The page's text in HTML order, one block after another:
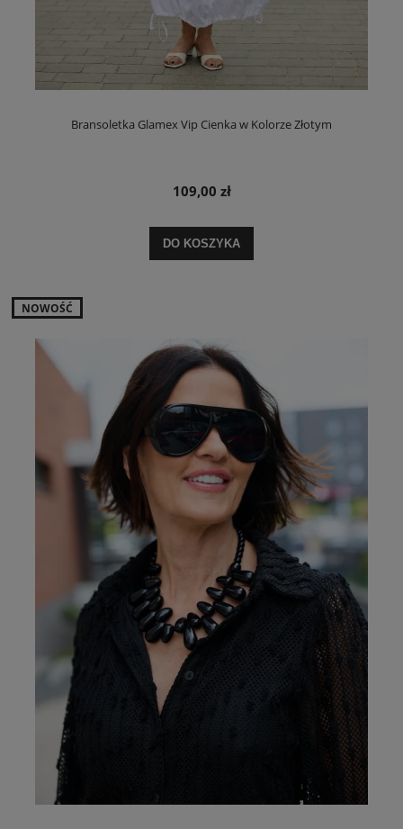
Bransoletka Glamex Vip Cienka w Kolorze Złotym
109,00 zł
DO KOSZYKA
NOWOŚĆ